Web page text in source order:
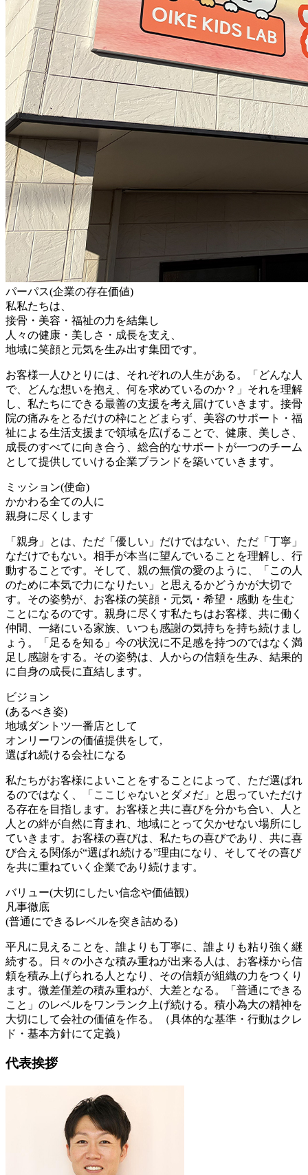
パーパス(企業の存在価値)
私私たちは、
接骨・美容・福祉の力を結集し
人々の健康・美しさ・成長を支え、
地域に笑顔と元気を生み出す集団です。
お客様一人ひとりには、それぞれの人生がある。「どんな人
で、どんな想いを抱え、何を求めているのか？」それを理解
し、私たちにできる最善の支援を考え届けていきます。接骨
院の痛みをとるだけの枠にとどまらず、美容のサポート・福
祉による生活支援まで領域を広げることで、健康、美しさ、
成長のすべてに向き合う、総合的なサポートが一つのチーム
として提供していける企業ブランドを築いていきます。
ミッション(使命)
かかわる全ての人に
親身に尽くします
「親身」とは、ただ「優しい」だけではない、ただ「丁寧」
なだけでもない。相手が本当に望んでいることを理解し、行
動することです。そして、親の無償の愛のように、「この人
のために本気で力になりたい」と思えるかどうかが大切で
す。その姿勢が、お客様の笑顔・元気・希望・感動 を生む
ことになるのです。親身に尽くす私たちはお客様、共に働く
仲間、一緒にいる家族、いつも感謝の気持ちを持ち続けまし
ょう。「足るを知る」今の状況に不足感を持つのではなく満
足し感謝をする。その姿勢は、人からの信頼を生み、結果的
に自身の成長に直結します。
ビジョン
(あるべき姿)
地域ダントツ一番店として
オンリーワンの価値提供をして,
選ばれ続ける会社になる
私たちがお客様によいことをすることによって、ただ選ばれ
るのではなく、「ここじゃないとダメだ」と思っていただけ
る存在を目指します。お客様と共に喜びを分かち合い、人と
人との絆が自然に育まれ、地域にとって欠かせない場所にし
ていきます。お客様の喜びは、私たちの喜びであり、共に喜
び合える関係が“選ばれ続ける”理由になり、そしてその喜び
を共に重ねていく企業であり続けます。
バリュー(大切にしたい信念や価値観)
凡事徹底
(普通にできるレベルを突き詰める)
平凡に見えることを、誰よりも丁寧に、誰よりも粘り強く継
続する。日々の小さな積み重ねが出来る人は、お客様から信
頼を積み上げられる人となり、その信頼が組織の力をつくり
ます。微差僅差の積み重ねが、大差となる。「普通にできる
こと」のレベルをワンランク上げ続ける。積小為大の精神を
大切にして会社の価値を作る。（具体的な基準・行動はクレ
ド・基本方針にて定義）
代表挨拶